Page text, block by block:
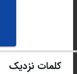
کلمات نزدیک